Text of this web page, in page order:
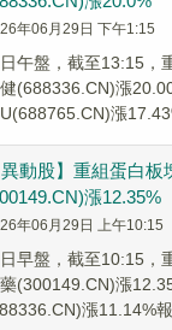
年06月29日 下午1:15
午盤，截至13:15，
(688336.CN)漲
漲
異動股】重組蛋白
漲12.35%
年06月29日 上午10:15
早盤，截至10:15，
(300149.CN)漲
漲11.14%